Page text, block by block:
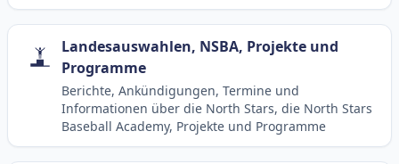
Landesauswahlen, NSBA, Projekte und
Programme
Berichte, Ankündigungen, Termine und
Informationen über die North Stars, die North Stars
Baseball Academy, Projekte und Programme